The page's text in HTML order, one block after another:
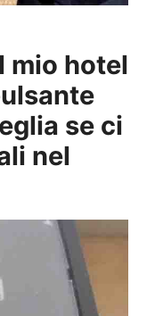
mio hotel
se ci
nel